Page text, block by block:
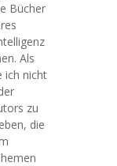
Bücher
Als
ich nicht
zu
die